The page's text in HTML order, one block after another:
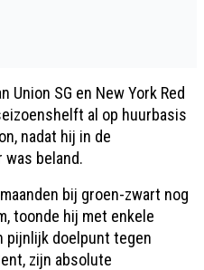
Union SG en New York Red
al op huurbasis
nadat hij in de
beland.
bij groen-zwart nog
toonde hij met enkele
pijnlijk doelpunt tegen
zijn absolute